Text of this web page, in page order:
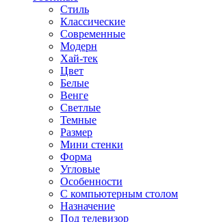
Стиль
Классические
Современные
Модерн
Хай-тек
Цвет
Белые
Венге
Светлые
Темные
Размер
Мини стенки
Форма
Угловые
Особенности
С компьютерным столом
Назначение
Под телевизор